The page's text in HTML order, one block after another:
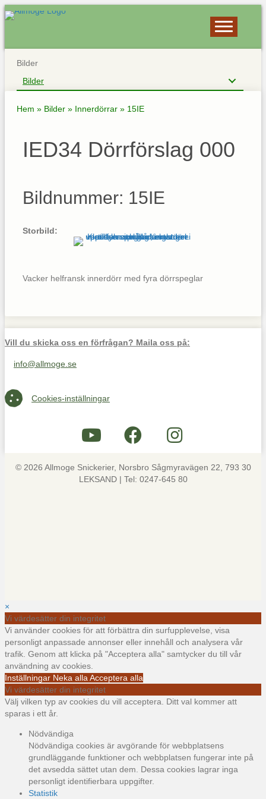
Bilder
Bilder
Hem » Bilder » Innerdörrar » 15IE
IED34 Dörrförslag 000
Bildnummer: 15IE
Storbild:
Vacker helfransk innerdörr med fyra dörrspeglar
Vill du skicka oss en förfrågan? Maila oss på:
Maila oss på info@allmoge.se
info@allmoge.se
Cookies-inställningar
Cookies-inställningar
© 2026 Allmoge Snickerier, Norsbro Sågmyravägen 22, 793 30
LEKSAND | Tel: 0247-645 80
×
Vi värdesätter din integritet
Vi använder cookies för att förbättra din surfupplevelse, visa
personligt anpassade annonser eller innehåll och analysera vår
trafik. Genom att klicka på "Acceptera alla" samtycker du till vår
användning av cookies.
Inställningar Neka alla Acceptera alla
Vi värdesätter din integritet
Välj vilken typ av cookies du vill acceptera. Ditt val kommer att
sparas i ett år.
Nödvändiga
Nödvändiga cookies är avgörande för webbplatsens
grundläggande funktioner och webbplatsen fungerar inte på
det avsedda sättet utan dem. Dessa cookies lagrar inga
personligt identifierbara uppgifter.
Statistik